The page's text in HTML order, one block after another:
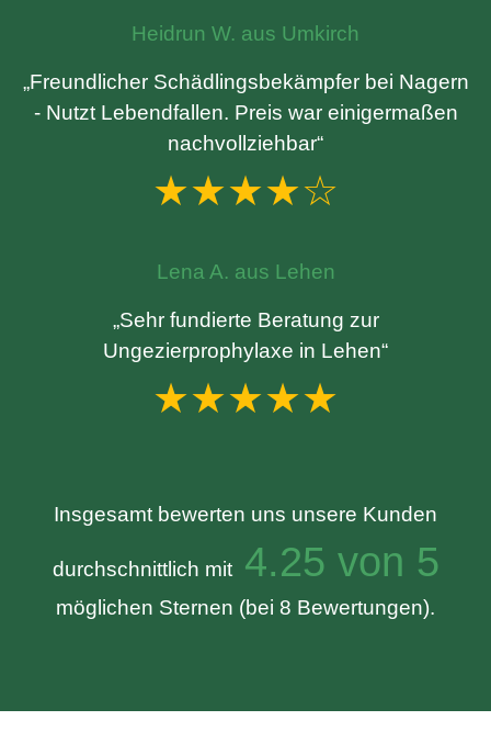
Heidrun W. aus Umkirch
„Freundlicher Schädlingsbekämpfer bei Nagern
- Nutzt Lebendfallen. Preis war einigermaßen
nachvollziehbar“
★★★★☆
Lena A. aus Lehen
„Sehr fundierte Beratung zur
Ungezierprophylaxe in Lehen“
★★★★★
Insgesamt bewerten uns unsere Kunden
durchschnittlich mit4.25 von 5
möglichen Sternen (bei 8 Bewertungen).